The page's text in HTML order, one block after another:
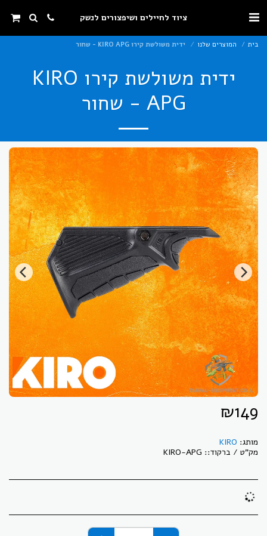
ציוד לחיילים ושיפצורים לנשק
בית המוצרים שלנו ידית משולשת קירו KIRO APG - שחור
ידית משולשת קירו KIRO
APG - שחור
₪149
מותג: KIRO
מק"ט / ברקוד:: KIRO-APG